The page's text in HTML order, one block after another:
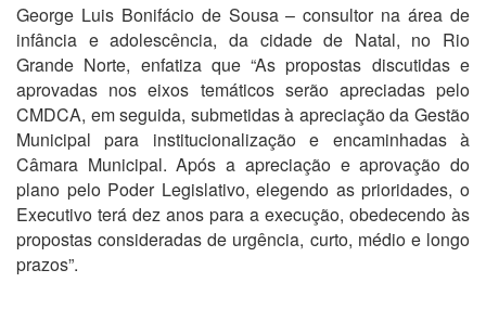
George Luis Bonifácio de Sousa – consultor na área de
infância e adolescência, da cidade de Natal, no Rio
Grande Norte, enfatiza que “As propostas discutidas e
aprovadas nos eixos temáticos serão apreciadas pelo
CMDCA, em seguida, submetidas à apreciação da Gestão
Municipal para institucionalização e encaminhadas à
Câmara Municipal. Após a apreciação e aprovação do
plano pelo Poder Legislativo, elegendo as prioridades, o
Executivo terá dez anos para a execução, obedecendo às
propostas consideradas de urgência, curto, médio e longo
prazos”.